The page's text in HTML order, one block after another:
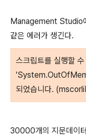
Management Studio
같은 에러가 생긴다.
스크립트를 실행할
되었습니다.
30000개의 지문데이